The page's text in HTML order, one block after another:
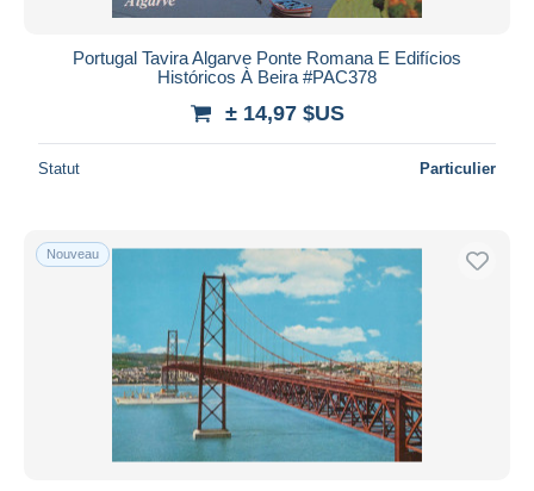
Portugal Tavira Algarve Ponte Romana E Edifícios
Históricos À Beira #PAC378
± 14,97 $US
Statut Particulier
Nouveau